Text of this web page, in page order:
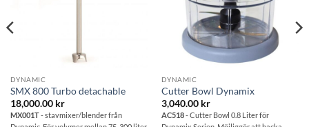
DYNAMIC
SMX 800 Turbo detachable
18,000.00 kr
MX001T- stavmixer/blender från
DYNAMIC
Cutter Bowl Dynamix
3,040.00 kr
AC518- Cutter Bowl 0.8 Liter för